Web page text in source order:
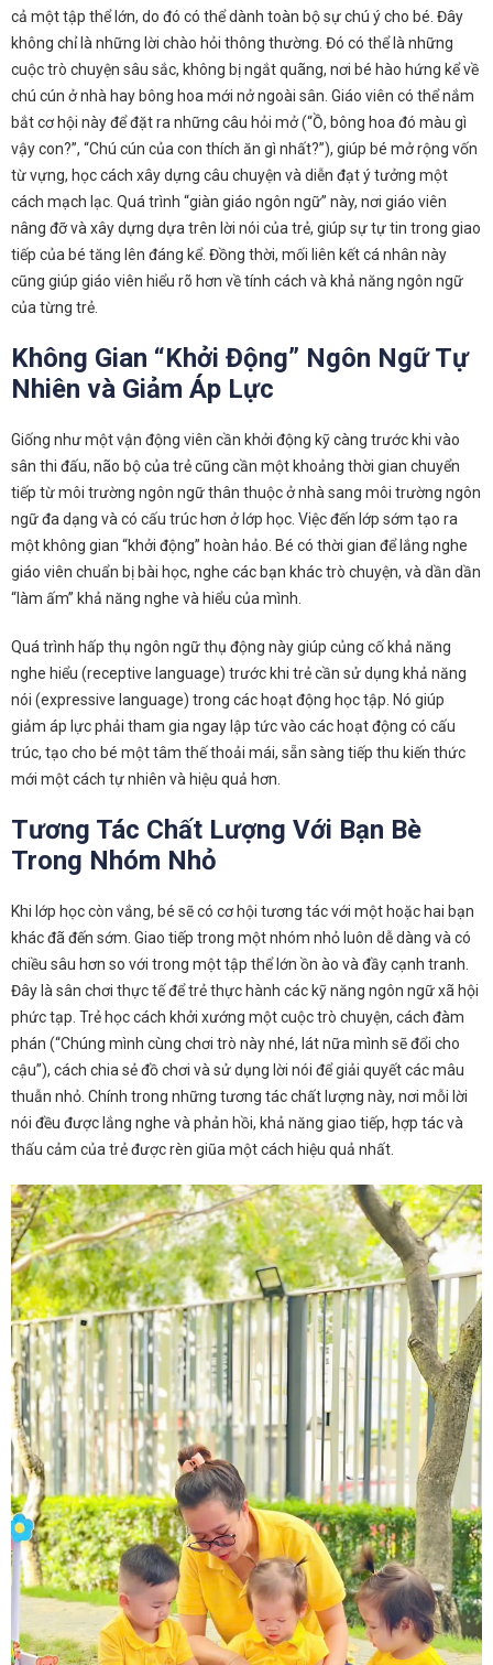
cả một tập thể lớn, do đó có thể dành toàn bộ sự chú ý cho bé. Đây
không chỉ là những lời chào hỏi thông thường. Đó có thể là những
cuộc trò chuyện sâu sắc, không bị ngắt quãng, nơi bé hào hứng kể về
chú cún ở nhà hay bông hoa mới nở ngoài sân. Giáo viên có thể nắm
bắt cơ hội này để đặt ra những câu hỏi mở (“Ồ, bông hoa đó màu gì
vậy con?”, “Chú cún của con thích ăn gì nhất?”), giúp bé mở rộng vốn
từ vựng, học cách xây dựng câu chuyện và diễn đạt ý tưởng một
cách mạch lạc. Quá trình “giàn giáo ngôn ngữ” này, nơi giáo viên
nâng đỡ và xây dựng dựa trên lời nói của trẻ, giúp sự tự tin trong giao
tiếp của bé tăng lên đáng kể. Đồng thời, mối liên kết cá nhân này
cũng giúp giáo viên hiểu rõ hơn về tính cách và khả năng ngôn ngữ
của từng trẻ.
Không Gian “Khởi Động” Ngôn Ngữ Tự
Nhiên và Giảm Áp Lực
Giống như một vận động viên cần khởi động kỹ càng trước khi vào
sân thi đấu, não bộ của trẻ cũng cần một khoảng thời gian chuyển
tiếp từ môi trường ngôn ngữ thân thuộc ở nhà sang môi trường ngôn
ngữ đa dạng và có cấu trúc hơn ở lớp học. Việc đến lớp sớm tạo ra
một không gian “khởi động” hoàn hảo. Bé có thời gian để lắng nghe
giáo viên chuẩn bị bài học, nghe các bạn khác trò chuyện, và dần dần
“làm ấm” khả năng nghe và hiểu của mình.
Quá trình hấp thụ ngôn ngữ thụ động này giúp củng cố khả năng
nghe hiểu (receptive language) trước khi trẻ cần sử dụng khả năng
nói (expressive language) trong các hoạt động học tập. Nó giúp
giảm áp lực phải tham gia ngay lập tức vào các hoạt động có cấu
trúc, tạo cho bé một tâm thế thoải mái, sẵn sàng tiếp thu kiến thức
mới một cách tự nhiên và hiệu quả hơn.
Tương Tác Chất Lượng Với Bạn Bè
Trong Nhóm Nhỏ
Khi lớp học còn vắng, bé sẽ có cơ hội tương tác với một hoặc hai bạn
khác đã đến sớm. Giao tiếp trong một nhóm nhỏ luôn dễ dàng và có
chiều sâu hơn so với trong một tập thể lớn ồn ào và đầy cạnh tranh.
Đây là sân chơi thực tế để trẻ thực hành các kỹ năng ngôn ngữ xã hội
phức tạp. Trẻ học cách khởi xướng một cuộc trò chuyện, cách đàm
phán (“Chúng mình cùng chơi trò này nhé, lát nữa mình sẽ đổi cho
cậu”), cách chia sẻ đồ chơi và sử dụng lời nói để giải quyết các mâu
thuẫn nhỏ. Chính trong những tương tác chất lượng này, nơi mỗi lời
nói đều được lắng nghe và phản hồi, khả năng giao tiếp, hợp tác và
thấu cảm của trẻ được rèn giũa một cách hiệu quả nhất.